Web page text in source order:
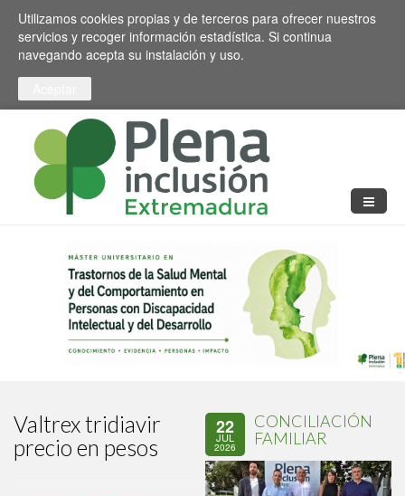
Pasar al contenido principal
Toggle high contrast
Utilizamos cookies propias y de terceros para ofrecer nuestros
servicios y recoger información estadística. Si continua
navegando acepta su instalación y uso.
Valtrex tridiavir
precio en pesos
22
JUL
2026
CONCILIACIÓN
FAMILIAR